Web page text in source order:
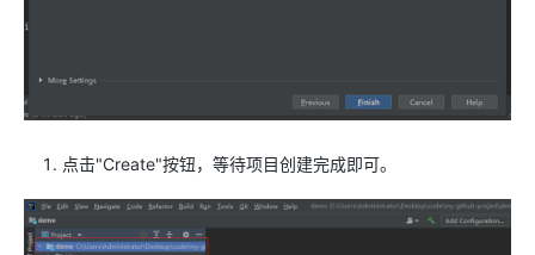
点击"Create"按钮，等待项目创建完成即可。